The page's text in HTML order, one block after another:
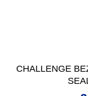
CHALLENGE